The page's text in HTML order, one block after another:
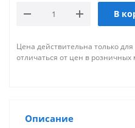
В
Цена действительна только
отличаться от цен в розничных
Описание